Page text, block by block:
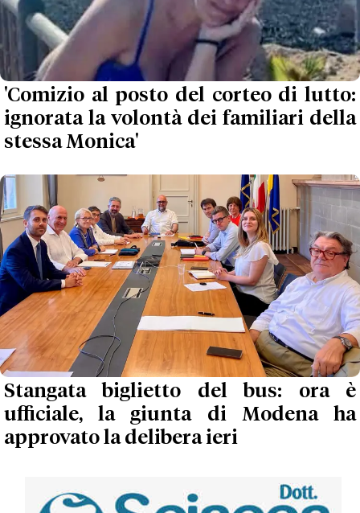
'Comizio al posto del corteo di lutto:
ignorata la volontà dei familiari della
stessa Monica'
Stangata biglietto del bus: ora è
ufficiale, la giunta di Modena ha
approvato la delibera ieri